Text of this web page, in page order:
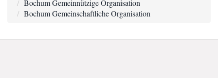
Bochum Gemeinnützige Organisation
Bochum Gemeinschaftliche Organisation